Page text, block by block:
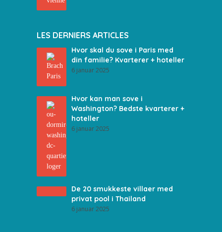
LES DERNIERS ARTICLES
Hvor skal du sove i Paris med
din familie? Kvarterer + hoteller
6 januar 2025
Hvor kan man sove i
Washington? Bedste kvarterer +
hoteller
6 januar 2025
De 20 smukkeste villaer med
privat pool i Thailand
6 januar 2025